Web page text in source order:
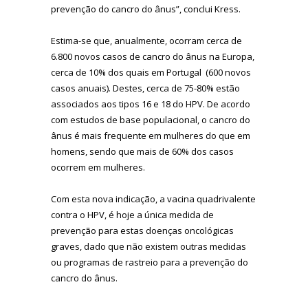
prevenção do cancro do ânus”, conclui Kress.
Estima-se que, anualmente, ocorram cerca de
6.800 novos casos de cancro do ânus na Europa,
cerca de 10% dos quais em Portugal (600 novos
casos anuais). Destes, cerca de 75-80% estão
associados aos tipos 16 e 18 do HPV. De acordo
com estudos de base populacional, o cancro do
ânus é mais frequente em mulheres do que em
homens, sendo que mais de 60% dos casos
ocorrem em mulheres.
Com esta nova indicação, a vacina quadrivalente
contra o HPV, é hoje a única medida de
prevenção para estas doenças oncológicas
graves, dado que não existem outras medidas
ou programas de rastreio para a prevenção do
cancro do ânus.